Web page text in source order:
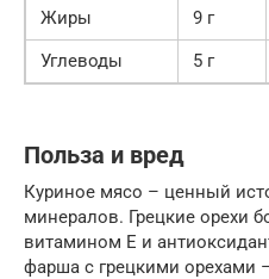
Жиры
9 г
Углеводы
5 г
Польза и вред
Куриное мясо – ценный
минералов. Грецкие орехи
витамином Е и
фарша с грецкими орехами